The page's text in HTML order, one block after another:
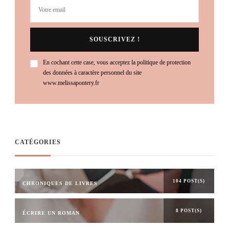
En cochant cette case, vous acceptez la politique de protection
des données à caractère personnel du site
www.melissapontery.fr
CATÉGORIES
CHRONIQUES DE LIVRES 104 POST(S)
ÉCRIRE UN ROMAN 8 POST(S)